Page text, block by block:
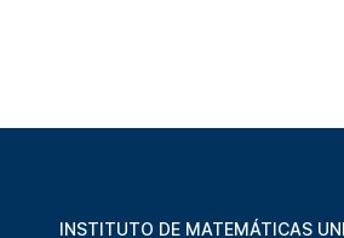
INSTITUTO DE MATEMÁTICAS